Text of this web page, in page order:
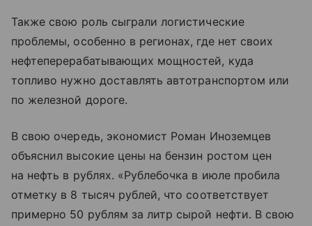
Также свою роль сыграли логистические
проблемы, особенно в регионах, где нет своих
нефтеперерабатывающих мощностей, куда
топливо нужно доставлять автотранспортом или
по железной дороге.
В свою очередь, экономист Роман Иноземцев
объяснил высокие цены на бензин ростом цен
на нефть в рублях. «Рублебочка в июле пробила
отметку в 8 тысяч рублей, что соответствует
примерно 50 рублям за литр сырой нефти. В свою